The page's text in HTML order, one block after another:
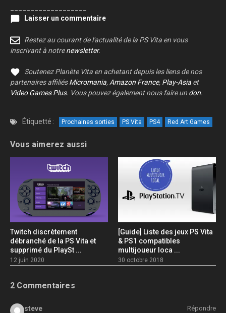
Laisser un commentaire
Restez au courant de l'actualité de la PS Vita en vous
inscrivant à notrenewsletter.
Soutenez Planète Vita en achetant depuis les liens de nos
partenaires affiliésMicromania, Amazon France, Play-Asia et
Video Games Plus. Vous pouvez également nous faire un don.
Étiquetté : Prochaines sorties PS Vita PS4 Red Art Games
Vous aimerez aussi
Twitch discrètement
débranché de la PS Vita et
supprimé du PlaySt ...
12 juin 2020
[Guide] Liste des jeux PS Vita
& PS1 compatibles
multijoueur loca ...
30 octobre 2018
2 Commentaires
steve Répondre